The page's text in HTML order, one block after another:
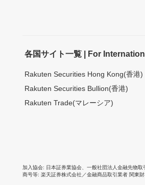
各国サイト一覧 | For
Rakuten Securities Hong Kong(香港)
Rakuten Securities Bullion(香港)
Rakuten Trade(マレーシア)
加入協会 日本証券業協会 一般社団法人金融先物取
商号等 楽天証券株式会社／金融商品取引業者 関東